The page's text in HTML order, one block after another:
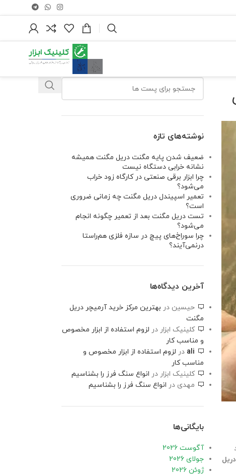
نوشته‌های تازه
ضعیف شدن پایه مگنت دریل مگنت همیشه
نشانه خرابی دستگاه نیست
چرا ابزار برقی صنعتی در کارگاه زود خراب
می‌شود؟
تعمیر اسپیندل دریل مگنت چه زمانی ضروری
است؟
تست دریل مگنت بعد از تعمیر چگونه انجام
می‌شود؟
چرا سوراخ‌های پیچ در سازه فلزی هم‌راستا
درنمی‌آیند؟
آخرین دیدگاه‌ها
حیسین در بهترین مرکز خرید آرمیچر دریل
مگنت
کلینیک ابزار در لزوم استفاده از ابزار مخصوص
و مناسب کار
ali در لزوم استفاده از ابزار مخصوص و
مناسب کار
کلینیک ابزار در انواع سنگ فرز را بشناسیم
مهدی در انواع سنگ فرز را بشناسیم
بایگانی‌ها
آگوست 2026
جولای 2026
ژوئن 2026